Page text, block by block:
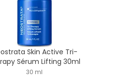
Skin Active Tri-
Sérum Lifting 30ml
30 ml